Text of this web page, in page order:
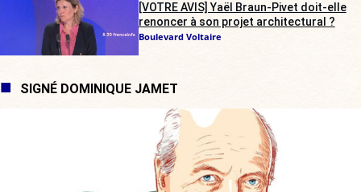
[VOTRE AVIS] Yaël Braun-Pivet doit-elle
renoncer à son projet architectural ?
Boulevard Voltaire
SIGNÉ DOMINIQUE JAMET